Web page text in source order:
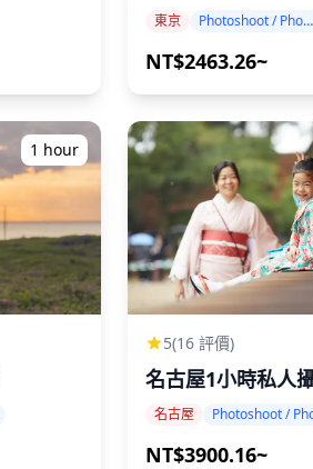
東京 Photoshoot / Photo tour
NT$2463.26~
1 hour
5(16 評價)
名古屋1小時私人
名古屋
NT$3900.16~